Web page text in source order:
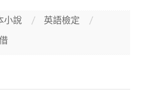
小說
英語檢定